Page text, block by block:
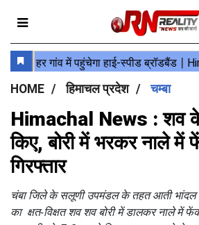
HOME हिमाचल प्रदेश चम्बा
Himachal News :
किए, बोरी में भरकर नाले में
गिरफ्तार
चंबा जिले के सलूणी उपमंडल के तहत आती भांदल
का क्षत-विक्षत शव शव बोरी में डालकर नाले में